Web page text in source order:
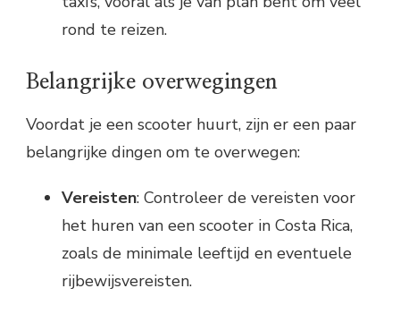
rond te reizen.
Belangrijke overwegingen
Voordat je een scooter huurt, zijn er een paar
belangrijke dingen om te overwegen:
Vereisten: Controleer de vereisten voor
het huren van een scooter in Costa Rica,
zoals de minimale leeftijd en eventuele
rijbewijsvereisten.